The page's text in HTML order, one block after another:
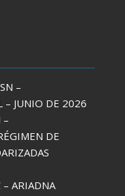
–
– JUNIO DE 2026
–
DE
ARIADNA